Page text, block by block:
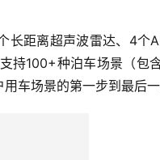
长距离超声波雷达、4个
持100+种泊车场景（包
车场景的第一步到最后一